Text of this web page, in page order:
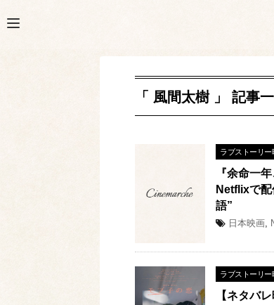
「 風間太樹 」 記事
ラブストーリー
『余命一
Netflixで
語”
日本映画,
ラブストーリー
【ネタバ